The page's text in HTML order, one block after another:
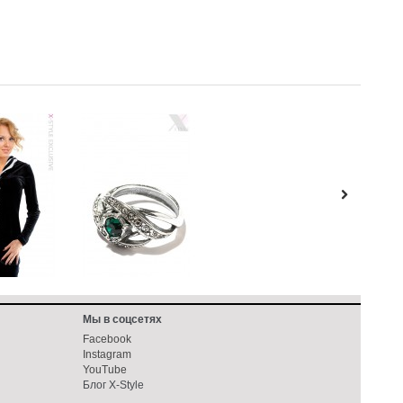
Мы в соцсетях
Facebook
Instagram
YouTube
Блог X-Style